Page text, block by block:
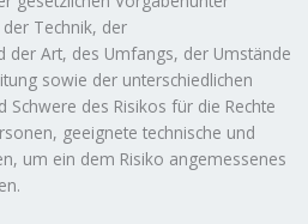
Technik, der
der Art, des Umfangs, der Umstände
sowie der unterschiedlichen
Schwere des Risikos für die Rechte
geeignete technische und
um ein dem Risiko angemessenes